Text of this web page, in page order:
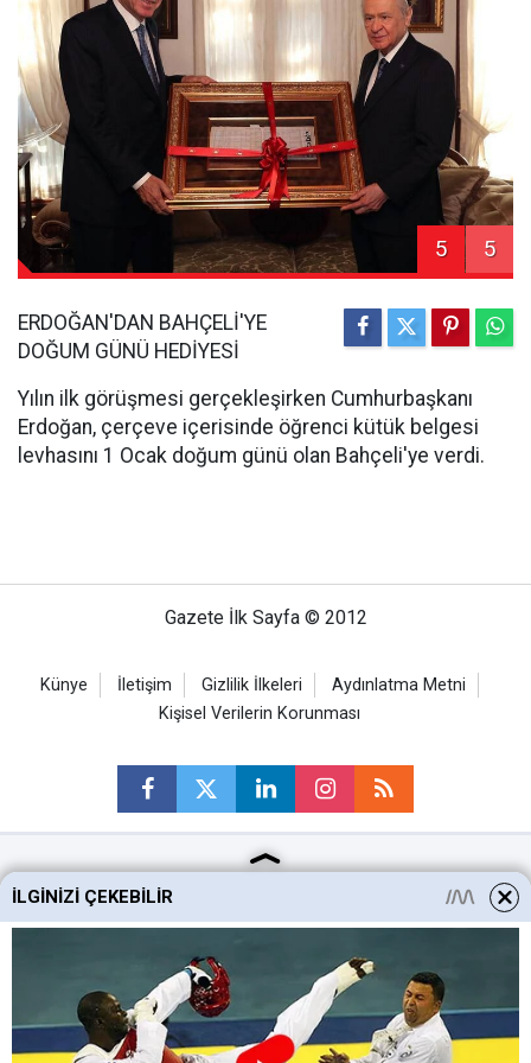
5 5
ERDOĞAN'DAN BAHÇELİ'YE
DOĞUM GÜNÜ HEDİYESİ
Yılın ilk görüşmesi gerçekleşirken Cumhurbaşkanı
Erdoğan, çerçeve içerisinde öğrenci kütük belgesi
levhasını 1 Ocak doğum günü olan Bahçeli'ye verdi.
Gazete İlk Sayfa © 2012
Künye İletişim Gizlilik İlkeleri
Aydınlatma Metni
Kişisel Verilerin Korunması
Ankara Haberleri
Keçiören Haberleri
Altındağ Haberleri
Sincan Haberleri
Mamak Haberleri
İLGINIZI ÇEKEBILIR